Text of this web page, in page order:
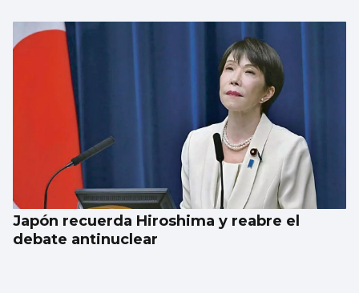
Japón recuerda Hiroshima y reabre el
debate antinuclear